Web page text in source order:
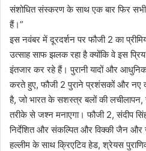
संशोधित संस्करण के साथ एक बार फिर
हैं।”
इस नवंबर में दूरदर्शन पर फौजी 2 का
उत्साह साफ झलक रहा है क्योंकि वे इस
इंतजार कर रहे हैं। पुरानी यादों और
करते हुए, फौजी 2 पुराने प्रशंसकों और नए
है, जो भारत के सशस्त्र बलों की
तरीके से जश्न मनाएगा। फौजी 2, संदीप सिंह
निर्देशित और संकल्पित और विक्की जैन और
हल्लीम के साथ क्रिएटिव हेड, श्रेयस पुराणिक